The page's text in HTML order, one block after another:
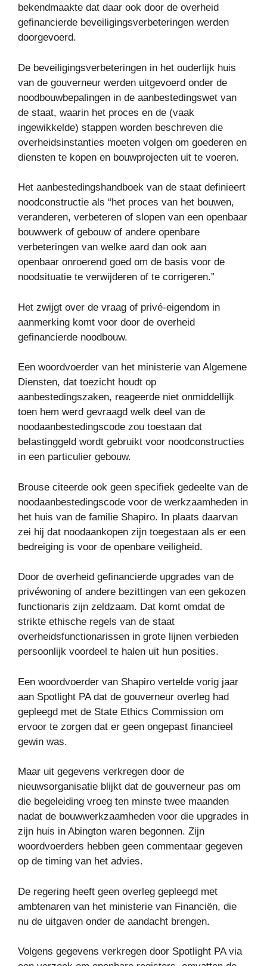
bekendmaakte dat daar ook door de overheid
gefinancierde beveiligingsverbeteringen werden
doorgevoerd.
De beveiligingsverbeteringen in het ouderlijk huis
van de gouverneur werden uitgevoerd onder de
noodbouwbepalingen in de aanbestedingswet van
de staat, waarin het proces en de (vaak
ingewikkelde) stappen worden beschreven die
overheidsinstanties moeten volgen om goederen en
diensten te kopen en bouwprojecten uit te voeren.
Het aanbestedingshandboek van de staat definieert
noodconstructie als “het proces van het bouwen,
veranderen, verbeteren of slopen van een openbaar
bouwwerk of gebouw of andere openbare
verbeteringen van welke aard dan ook aan
openbaar onroerend goed om de basis voor de
noodsituatie te verwijderen of te corrigeren.”
Het zwijgt over de vraag of privé-eigendom in
aanmerking komt voor door de overheid
gefinancierde noodbouw.
Een woordvoerder van het ministerie van Algemene
Diensten, dat toezicht houdt op
aanbestedingszaken, reageerde niet onmiddellijk
toen hem werd gevraagd welk deel van de
noodaanbestedingscode zou toestaan ​​dat
belastinggeld wordt gebruikt voor noodconstructies
in een particulier gebouw.
Brouse citeerde ook geen specifiek gedeelte van de
noodaanbestedingscode voor de werkzaamheden in
het huis van de familie Shapiro. In plaats daarvan
zei hij dat noodaankopen zijn toegestaan ​​als er een
bedreiging is voor de openbare veiligheid.
Door de overheid gefinancierde upgrades van de
privéwoning of andere bezittingen van een gekozen
functionaris zijn zeldzaam. Dat komt omdat de
strikte ethische regels van de staat
overheidsfunctionarissen in grote lijnen verbieden
persoonlijk voordeel te halen uit hun posities.
Een woordvoerder van Shapiro vertelde vorig jaar
aan Spotlight PA dat de gouverneur overleg had
gepleegd met de State Ethics Commission om
ervoor te zorgen dat er geen ongepast financieel
gewin was.
Maar uit gegevens verkregen door de
nieuwsorganisatie blijkt dat de gouverneur pas om
die begeleiding vroeg ten minste twee maanden
nadat de bouwwerkzaamheden voor die upgrades in
zijn huis in Abington waren begonnen. Zijn
woordvoerders hebben geen commentaar gegeven
op de timing van het advies.
De regering heeft geen overleg gepleegd met
ambtenaren van het ministerie van Financiën, die
nu de uitgaven onder de aandacht brengen.
Volgens gegevens verkregen door Spotlight PA via